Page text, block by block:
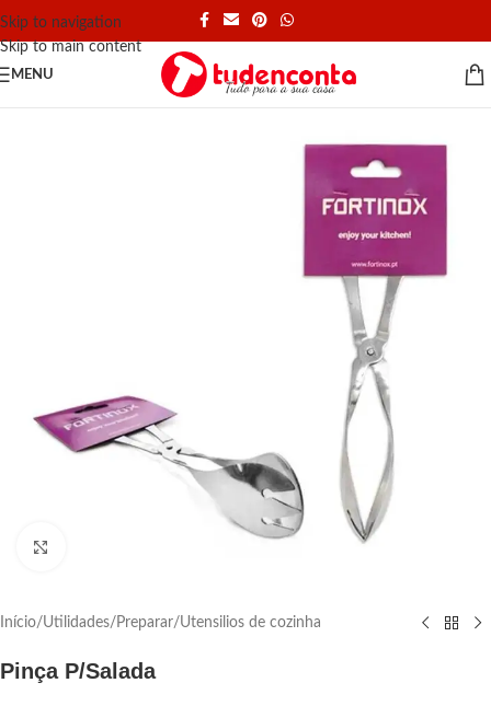
Skip to navigation
Skip to main content
MENU
Início/Utilidades/ Preparar/Utensilios de cozinha
Pinça P/Salada